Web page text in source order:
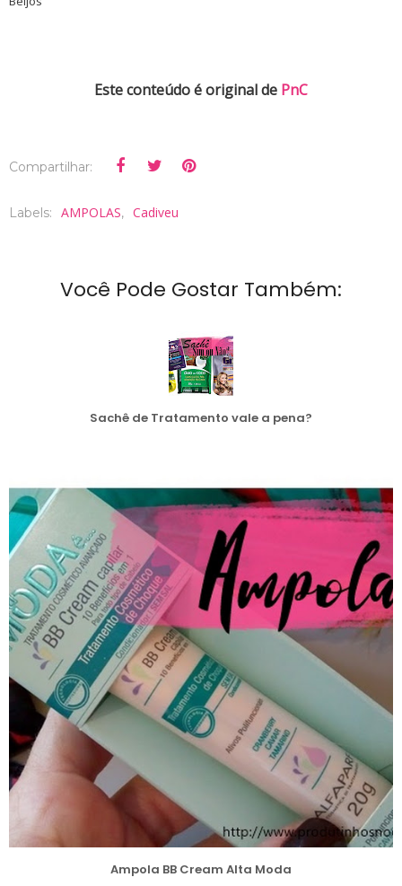
Este conteúdo é original de PnC
Compartilhar:
Labels: AMPOLAS, Cadiveu
Você Pode Gostar Também:
Sachê de Tratamento vale a pena?
Ampola BB Cream Alta Moda